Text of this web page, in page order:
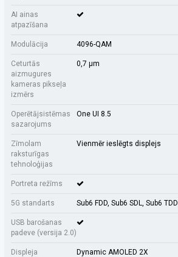
AI ainas
atpazīšana
Modulācija 4096-QAM
Ceturtās
aizmugures
kameras pikseļa
izmērs
0,7 µm
Operētājsistēmas
sazarojums
One UI 8.5
Zīmolam
raksturīgas
tehnoloģijas
Vienmēr ieslēgts displejs
Portreta režīms
5G standarts Sub6 FDD, Sub6 SDL, Sub6 TDD
USB barošanas
padeve (versija 2.0)
Displeja
Dynamic AMOLED 2X